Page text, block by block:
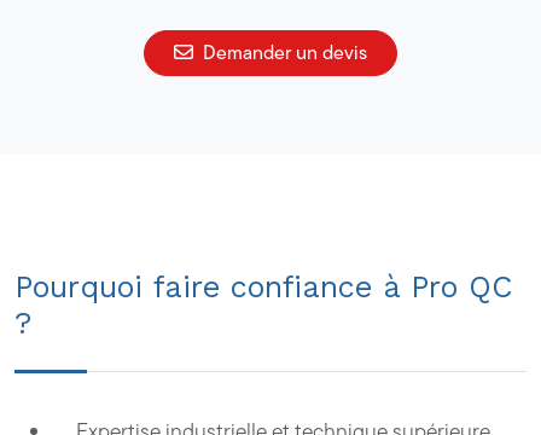
Demander un devis
Pourquoi faire confiance à Pro QC
?